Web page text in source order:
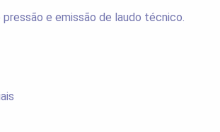
e emissão de laudo técnico.